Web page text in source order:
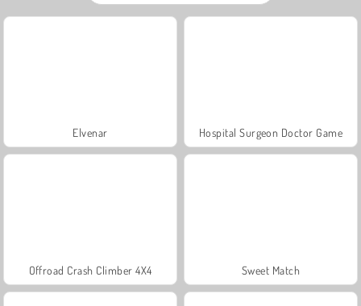
Elvenar Hospital Surgeon Doctor Game
Offroad Crash Climber 4X4 Sweet Match